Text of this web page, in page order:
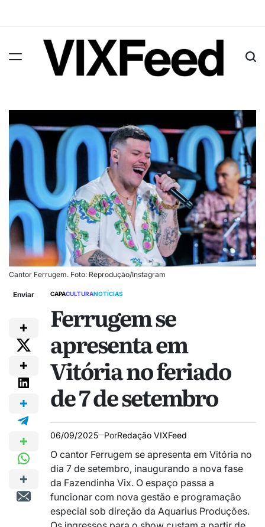
Cantor Ferrugem. Foto: Reprodução/Instagram
Enviar CAPACULTURANOTÍCIAS
Ferrugem se
apresenta em
Vitória no feriado
de 7 de setembro
06/09/2025 PorRedação VIXFeed
O cantor Ferrugem se apresenta em Vitória no
dia 7 de setembro, inaugurando a nova fase
da Fazendinha Vix. O espaço passa a
funcionar com nova gestão e programação
especial sob direção da Aquarius Produções.